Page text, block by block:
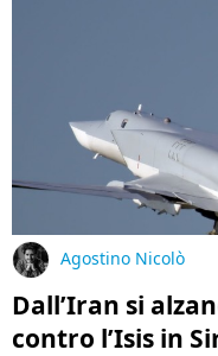
Agostino Nicolò
Dall’Iran si
contro l’Isis in